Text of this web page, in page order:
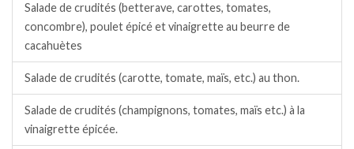
Salade de crudités (betterave, carottes, tomates,
concombre), poulet épicé et vinaigrette au beurre de
cacahuètes
Salade de crudités (carotte, tomate, maïs, etc.) au thon.
Salade de crudités (champignons, tomates, maïs etc.) à la
vinaigrette épicée.